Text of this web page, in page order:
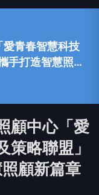
青春智慧科技
手打造智慧照顧
顧中心「愛
策略聯盟」
顧新篇章